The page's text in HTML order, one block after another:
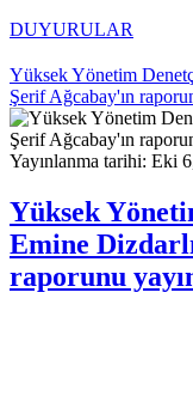
DUYURULAR
Yüksek Yönetim
Şerif Ağcabay'ın
Yayınlanma tarihi: Eki
Yüksek
Emine
raporunu